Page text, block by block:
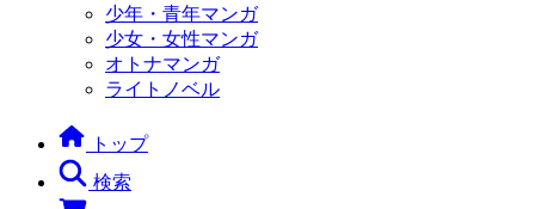
少年・青年マンガ
少女・女性マンガ
オトナマンガ
ライトノベル
トップ
検索